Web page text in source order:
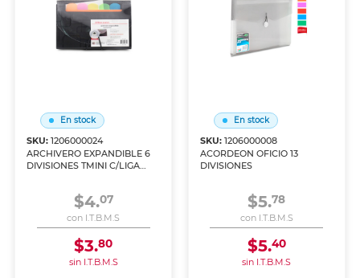
En stock
SKU:1206000024
ARCHIVERO EXPANDIBLE 6
DIVISIONES TMINI C/LIGA
$4.07
con I.T.B.M.S
$3.80
sin I.T.B.M.S
En stock
SKU: 1206000008
ACORDEON OFICIO 13
DIVISIONES
$5.78
con I.T.B.M.S
$5.40
sin I.T.B.M.S